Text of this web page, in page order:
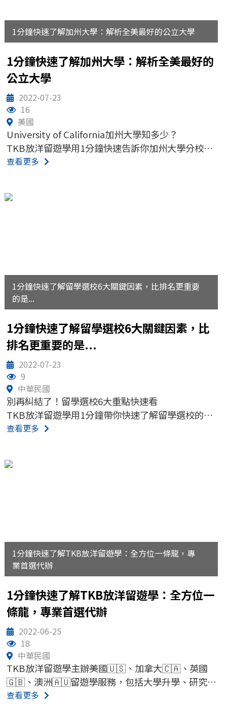
1分鐘快速了解加州大學：解析全美最好的公立大學
1分鐘快速了解加州大學：解析全美最好的
公立大學
2022-07-23
16
美國
University of California加州大學知多少？
TKB放洋留遊學用1分鐘快速告訴你加州大學分校有
哪些！
加州大學10校區簡介
查看更多
1分鐘快速了解留學選校6大關鍵因素，比排名更重要
的是...
1分鐘快速了解留學選校6大關鍵因素，比
排名更重要的是...
2022-07-23
9
中華民國
別再糾結了！留學選校6大重點快速看
TKB放洋留遊學用1分鐘帶你快速了解留學選校的眉
眉角角
TKB放洋留遊學主辦美國、加拿大、英國、澳洲留遊
學服務，全方位一條龍服務，專業首選代辦，就找
TKB放洋！
查看更多
1分鐘快速了解TKB放洋留遊學：全方位一條龍，專
業首選代辦
1分鐘快速了解TKB放洋留遊學：全方位一
條龍，專業首選代辦
2022-06-25
18
中華民國
TKB放洋留遊學主辦美國🇺🇸、加拿大🇨🇦、英國
🇬🇧、澳洲🇦🇺留遊學服務，包括大學升學、研究所
升學、海外語言課程、個人遊學、團體遊學等，全方
查看更多